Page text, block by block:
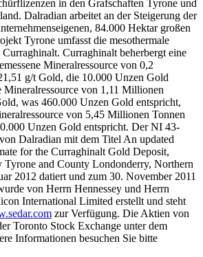
in den Grafschaften Tyrone und
Dalradian arbeitet an der Steigerung der
84.000 Hektar großen
Tyrone umfasst die mesothermale
Curraghinalt beherbergt eine
Mineralressource von 0,2
g/t Gold, die 10.000 Unzen Gold
Mineralressource von 1,11 Millionen
was 460.000 Unzen Gold entspricht,
von 5,45 Millionen Tonnen
Unzen Gold entspricht. Der NI 43-
Dalradian mit dem Titel An updated
for the Curraghinalt Gold Deposit,
Tyrone and County Londonderry, Northern
2012 datiert und zum 30. November 2011
von Herrn Hennessey und Herrn
International Limited erstellt und steht
zur Verfügung. Die Aktien von
Toronto Stock Exchange unter dem
Informationen besuchen Sie bitte